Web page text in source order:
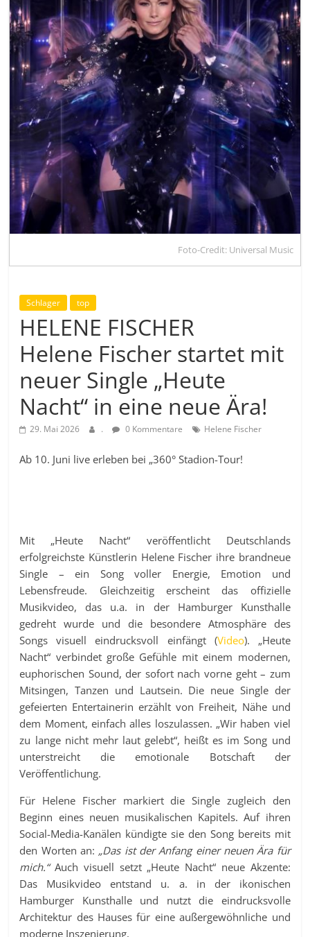
Foto-Credit: Universal Music
Schlager top
HELENE FISCHER
Helene Fischer startet mit
neuer Single „Heute
Nacht“ in eine neue Ära!
29. Mai 2026 . 0 Kommentare Helene Fischer
Ab 10. Juni live erleben bei „360° Stadion-Tour!
Mit „Heute Nacht“ veröffentlicht Deutschlands
erfolgreichste Künstlerin Helene Fischer ihre brandneue
Single – ein Song voller Energie, Emotion und
Lebensfreude. Gleichzeitig erscheint das offizielle
Musikvideo, das u.a. in der Hamburger Kunsthalle
gedreht wurde und die besondere Atmosphäre des
Songs visuell eindrucksvoll einfängt (Video). „Heute
Nacht“ verbindet große Gefühle mit einem modernen,
euphorischen Sound, der sofort nach vorne geht – zum
Mitsingen, Tanzen und Lautsein. Die neue Single der
gefeierten Entertainerin erzählt von Freiheit, Nähe und
dem Moment, einfach alles loszulassen. „Wir haben viel
zu lange nicht mehr laut gelebt“, heißt es im Song und
unterstreicht die emotionale Botschaft der
Veröffentlichung.
Für Helene Fischer markiert die Single zugleich den
Beginn eines neuen musikalischen Kapitels. Auf ihren
Social-Media-Kanälen kündigte sie den Song bereits mit
den Worten an: „Das ist der Anfang einer neuen Ära für
mich.“Auch visuell setzt „Heute Nacht“ neue Akzente:
Das Musikvideo entstand u. a. in der ikonischen
Hamburger Kunsthalle und nutzt die eindrucksvolle
Architektur des Hauses für eine außergewöhnliche und
moderne Inszenierung.